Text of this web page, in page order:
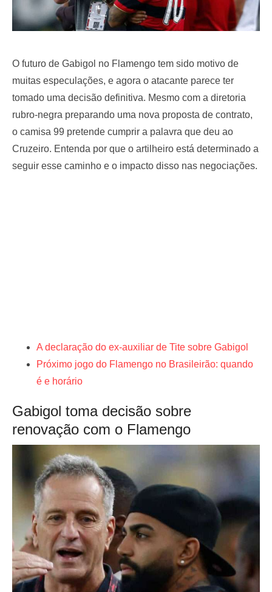
O futuro de Gabigol no Flamengo tem sido motivo de
muitas especulações, e agora o atacante parece ter
tomado uma decisão definitiva. Mesmo com a diretoria
rubro-negra preparando uma nova proposta de contrato,
o camisa 99 pretende cumprir a palavra que deu ao
Cruzeiro. Entenda por que o artilheiro está determinado a
seguir esse caminho e o impacto disso nas negociações.
A declaração do ex-auxiliar de Tite sobre Gabigol
Próximo jogo do Flamengo no Brasileirão: quando
é e horário
Gabigol toma decisão sobre
renovação com o Flamengo